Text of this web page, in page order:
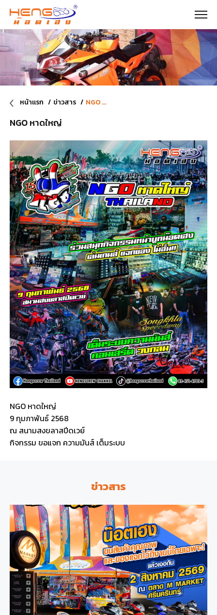
หน้าแรก ข่าวสาร NGO หาดใหญ่
NGO หาดใหญ่
NGO หาดใหญ่
9 กุมภาพันธ์ 2568
ณ สนามสงขลาสปีดเวย์
กิจกรรม ขอแจก ความมันส์ เต็มระบบ
ข่าวสาร